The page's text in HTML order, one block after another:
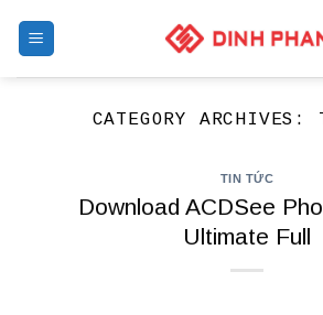
CATEGORY ARCHIVES:
TIN TỨC
Download ACDSee
Ultimate Full